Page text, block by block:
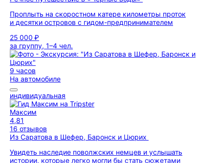
Проплыть на скоростном катере километры проток
и десятки островов с гидом-предпринимателем
25 000 ₽
за группу, 1–4 чел.
9 часов
На автомобиле
индивидуальная
Максим
4,81
16 отзывов
Из Саратова в Шефер, Баронск и Цюрих
Увидеть наследие поволжских немцев и услышать
истории, которые легко могли бы стать сюжетами